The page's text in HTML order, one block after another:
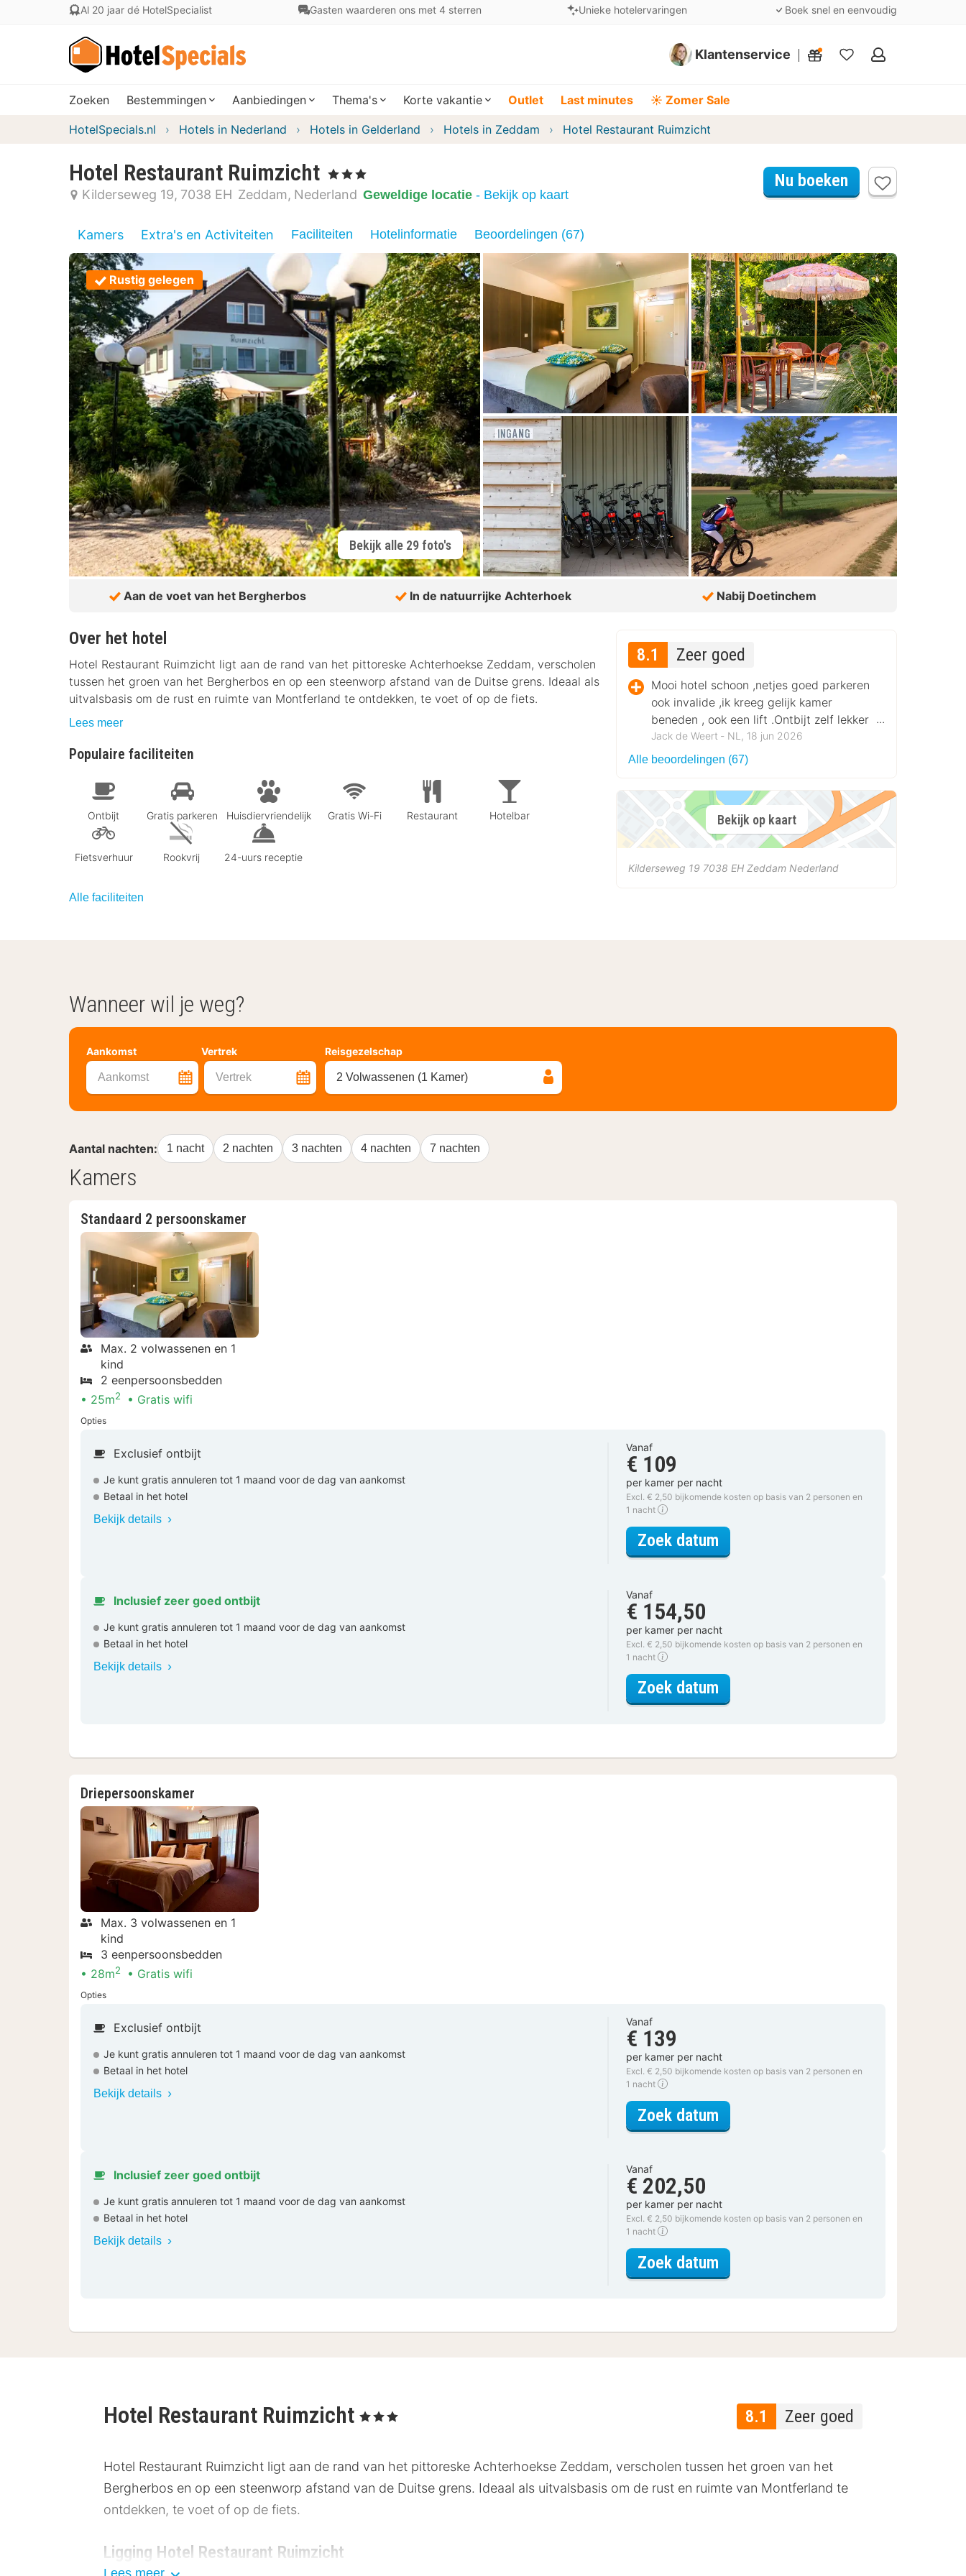
Al 20 jaar dé HotelSpecialist Gasten waarderen ons met 4 sterren Unieke hotelervaringen Boek snel en eenvoudig
Klantenservice
Mijn
Zoeken Bestemmingen Aanbiedingen Thema's Korte vakantie Outlet Last minutes ☀️ Zomer Sale
HotelSpecials.nl Hotels in Nederland Hotels in Gelderland Hotels in Zeddam Hotel Restaurant Ruimzicht
Hotel Restaurant Ruimzicht , 3 Sterren
Kilderseweg 19 7038 EH Zeddam Nederland Geweldige locatie - Bekijk op kaart
Nu boeken
Kamers Extra's en Activiteiten Faciliteiten Hotelinformatie Beoordelingen (67)
Rustig gelegen
Bekijk alle 29 foto's
Aan de voet van het Bergherbos In de natuurrijke Achterhoek Nabij Doetinchem
Over het hotel
Hotel Restaurant Ruimzicht ligt aan de rand van het pittoreske Achterhoekse Zeddam, verscholen
tussen het groen van het Bergherbos en op een steenworp afstand van de Duitse grens. Ideaal als
uitvalsbasis om de rust en ruimte van Montferland te ontdekken, te voet of op de fiets.
Lees meer
Populaire faciliteiten
Ontbijt Gratis parkeren Huisdiervriendelijk Gratis Wi-Fi Restaurant Hotelbar
Fietsverhuur Rookvrij 24-uurs receptie
Alle faciliteiten
8.1 Zeer goed
Mooi hotel schoon ,netjes goed parkeren
ook invalide ,ik kreeg gelijk kamer
beneden , ook een lift .Ontbijt zelf lekker
en genoeg.
Jack de Weert ‐ NL, 18 jun 2026
Alle beoordelingen (67)
Bekijk op kaart
Kilderseweg 19 7038 EH Zeddam Nederland
Wanneer wil je weg?
Aankomst Vertrek
Aankomst Vertrek
Reisgezelschap
2 Volwassenen (1 Kamer)
Aantal nachten: 1 nacht 2 nachten 3 nachten 4 nachten 7 nachten
Kamers
Standaard 2 persoonskamer
Max. 2 volwassenen en 1
kind
2 eenpersoonsbedden
25m2 Gratis wifi
Opties
Exclusief ontbijt
Je kunt gratis annuleren tot 1 maand voor de dag van aankomst
Betaal in het hotel
Bekijk details
Vanaf
€ 109
per kamer per nacht
Excl. € 2,50 bijkomende kosten op basis van 2 personen en
1 nacht
Zoek datum
Inclusief zeer goed ontbijt
Je kunt gratis annuleren tot 1 maand voor de dag van aankomst
Betaal in het hotel
Bekijk details
Vanaf
€ 154,50
per kamer per nacht
Excl. € 2,50 bijkomende kosten op basis van 2 personen en
1 nacht
Zoek datum
Driepersoonskamer
Max. 3 volwassenen en 1
kind
3 eenpersoonsbedden
28m2 Gratis wifi
Opties
Exclusief ontbijt
Je kunt gratis annuleren tot 1 maand voor de dag van aankomst
Betaal in het hotel
Bekijk details
Vanaf
€ 139
per kamer per nacht
Excl. € 2,50 bijkomende kosten op basis van 2 personen en
1 nacht
Zoek datum
Inclusief zeer goed ontbijt
Je kunt gratis annuleren tot 1 maand voor de dag van aankomst
Betaal in het hotel
Bekijk details
Vanaf
€ 202,50
per kamer per nacht
Excl. € 2,50 bijkomende kosten op basis van 2 personen en
1 nacht
Zoek datum
8.1 Zeer goed
Hotel Restaurant Ruimzicht , 3 Sterren
Hotel Restaurant Ruimzicht ligt aan de rand van het pittoreske Achterhoekse Zeddam, verscholen tussen het groen van het
Bergherbos en op een steenworp afstand van de Duitse grens. Ideaal als uitvalsbasis om de rust en ruimte van Montferland te
ontdekken, te voet of op de fiets.
Ligging Hotel Restaurant Ruimzicht